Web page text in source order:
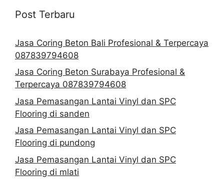
Post Terbaru
Jasa Coring Beton Bali Profesional & Terpercaya
087839794608
Jasa Coring Beton Surabaya Profesional &
Terpercaya 087839794608
Jasa Pemasangan Lantai Vinyl dan SPC
Flooring di sanden
Jasa Pemasangan Lantai Vinyl dan SPC
Flooring di pundong
Jasa Pemasangan Lantai Vinyl dan SPC
Flooring di mlati